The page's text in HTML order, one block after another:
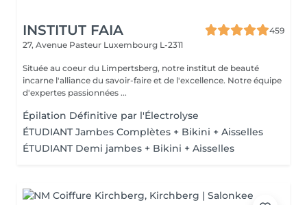
INSTITUT FAIA
459
27, Avenue Pasteur Luxembourg L-2311
Située au coeur du Limpertsberg, notre institut de beauté
incarne l'alliance du savoir-faire et de l'excellence. Notre équipe
d'expertes passionnées ...
Épilation Définitive par l'Électrolyse
ÉTUDIANT Jambes Complètes + Bikini + Aisselles
ÉTUDIANT Demi jambes + Bikini + Aisselles